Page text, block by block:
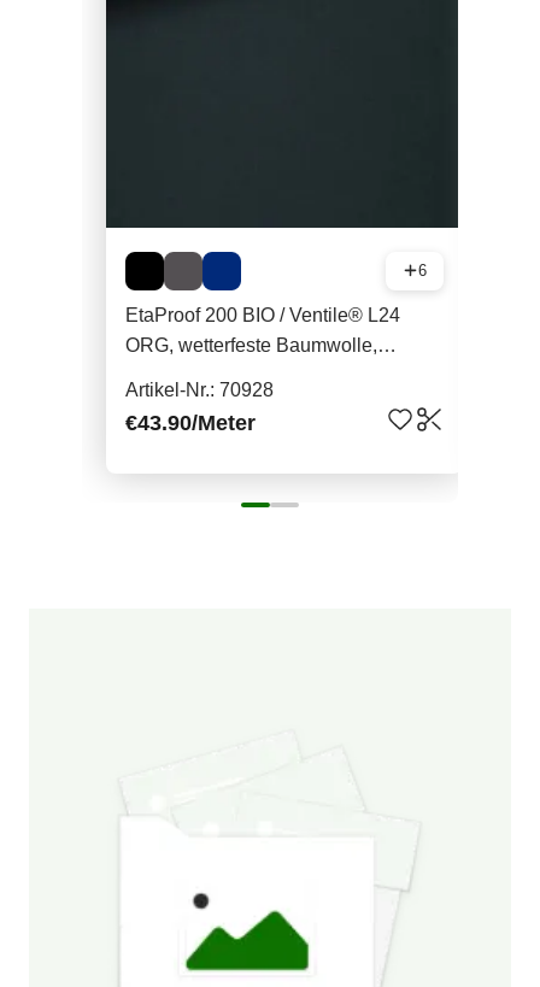
6
EtaProof 200 BIO / Ventile® L24
ORG, wetterfeste Baumwolle,
Artikel-Nr.: 70928
€43.90/Meter